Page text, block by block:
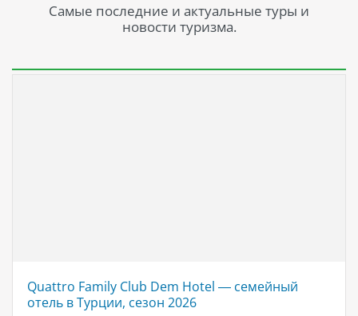
Самые последние и актуальные туры и
новости туризма.
Quattro Family Club Dem Hotel — семейный
отель в Турции, сезон 2026